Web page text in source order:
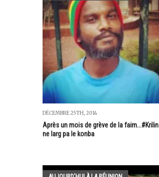
DÉCEMBRE 25TH, 2014
Après un mois de grève de la faim...#Krilin
ne larg pa le konba